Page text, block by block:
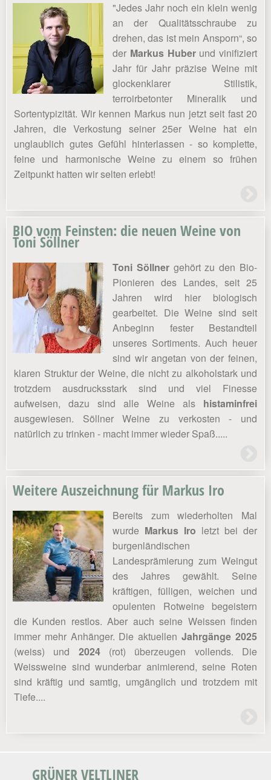
"Jedes Jahr noch ein klein wenig
an der Qualitätsschraube zu
drehen, das ist mein Ansporn“, so
der Markus Huberund vinifiziert
Jahr für Jahr präzise Weine mit
glockenklarer Stilistik,
terroirbetonter Mineralik und
Sortentypizität. Wir kennen Markus nun jetzt seit fast 20
Jahren, die Verkostung seiner 25er Weine hat ein
unglaublich gutes Gefühl hinterlassen - so komplette,
feine und harmonische Weine zu einem so frühen
Zeitpunkt hatten wir selten erlebt!
BIO vom Feinsten: die neuen Weine von
Toni Söllner
Toni Söllnergehört zu den Bio-
Pionieren des Landes, seit 25
Jahren wird hier biologisch
gearbeitet. Die Weine sind seit
Anbeginn fester Bestandteil
unseres Sortiments. Auch heuer
sind wir angetan von der feinen,
klaren Struktur der Weine, die nicht zu alkoholstark und
trotzdem ausdrucksstark sind und viel Finesse
aufweisen, dazu sind alle Weine als histaminfrei
ausgewiesen. Söllner Weine zu verkosten - und
natürlich zu trinken - macht immer wieder Spaß.....
Weitere Auszeichnung für Markus Iro
Bereits zum wiederholten Mal
wurde Markus Iro letzt bei der
burgenländischen
Landesprämierung zum Weingut
des Jahres gewählt. Seine
kräftigen, fülligen, weichen und
opulenten Rotweine begeistern
die Kunden restlos. Aber auch seine Weissen finden
immer mehr Anhänger. Die aktuellenJahrgänge 2025
(weiss) und 2024(rot) überzeugen vollends. Die
Weissweine sind wunderbar animierend, seine Roten
sind kräftig und samtig, umgänglich und trotzdem mit
Tiefe....
GRÜNER VELTLINER